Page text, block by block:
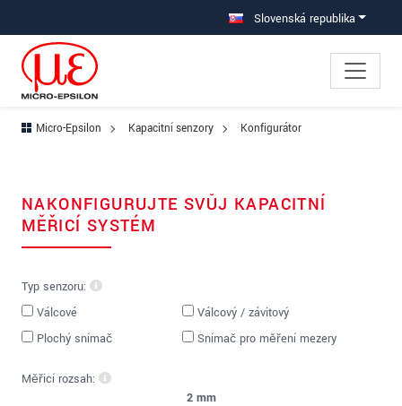
Prejdite priamo na hlavnú navigáciu Slovenská republika
Micro-Epsilon Kapacitní senzory Konfigurátor
NAKONFIGURUJTE SVŮJ KAPACITNÍ
MĚŘICÍ SYSTÉM